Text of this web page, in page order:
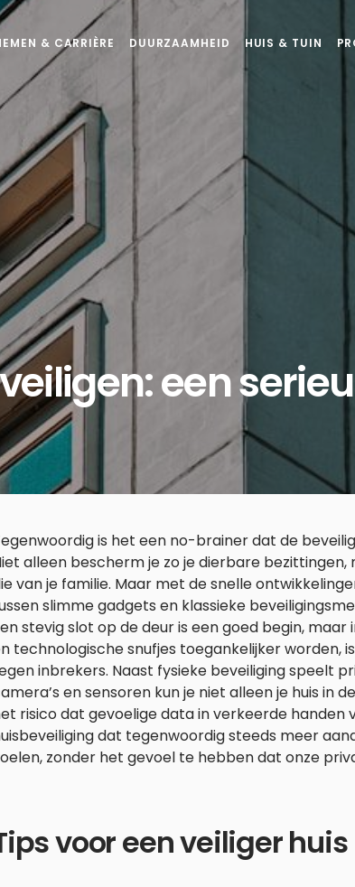
& CARRIÈRE DUURZAAMHEID HUIS & TUIN
een
is het een no-brainer dat de
alleen bescherm je zo je dierbare bezittingen,
van je familie. Maar met de snelle
slimme gadgets en klassieke
stevig slot op de deur is een goed begin,
technologische snufjes toegankelijker worden,
inbrekers. Naast fysieke beveiliging speelt
en sensoren kun je niet alleen je huis in
risico dat gevoelige data in verkeerde handen
dat tegenwoordig steeds meer
zonder het gevoel te hebben dat onze
voor een veiliger huis